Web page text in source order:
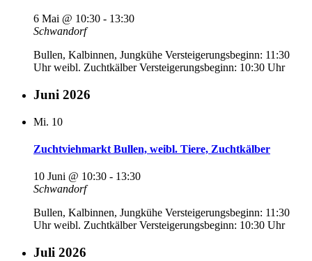
6 Mai @ 10:30 - 13:30
Schwandorf
Bullen, Kalbinnen, Jungkühe Versteigerungsbeginn: 11:30
Uhr weibl. Zuchtkälber Versteigerungsbeginn: 10:30 Uhr
Juni 2026
Mi. 10
Zuchtviehmarkt Bullen, weibl. Tiere, Zuchtkälber
10 Juni @ 10:30 - 13:30
Schwandorf
Bullen, Kalbinnen, Jungkühe Versteigerungsbeginn: 11:30
Uhr weibl. Zuchtkälber Versteigerungsbeginn: 10:30 Uhr
Juli 2026